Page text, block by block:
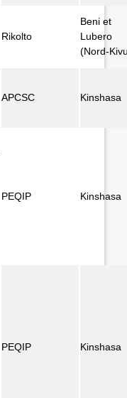
Rikolto
Beni et
Lubero
(Nord-
APCSC Kinshasa
PEQIP Kinshasa
PEQIP Kinshasa